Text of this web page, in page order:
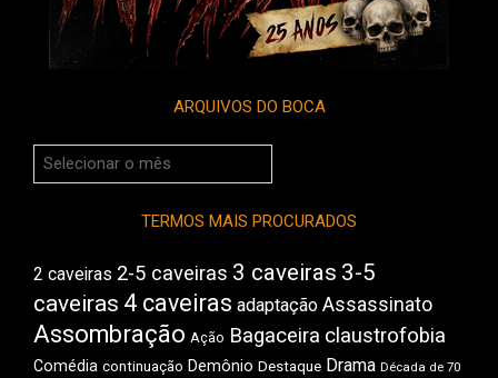
ARQUIVOS DO BOCA
Arquivos
do
TERMOS MAIS PROCURADOS
2 caveiras 2-5 caveiras 3 caveiras 3-5
caveiras 4 caveiras adaptação Assassinato
Assombração Ação Bagaceira claustrofobia
Comédia continuação Demônio Destaque Drama Década de 70